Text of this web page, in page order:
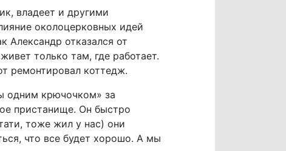
владеет и другими
околоцерковных идей
Александр отказался от
только там, где работает.
ремонтировал коттедж.
одним крючочком» за
пристанище. Он быстро
тоже жил у нас) они
что все будет хорошо. А мы